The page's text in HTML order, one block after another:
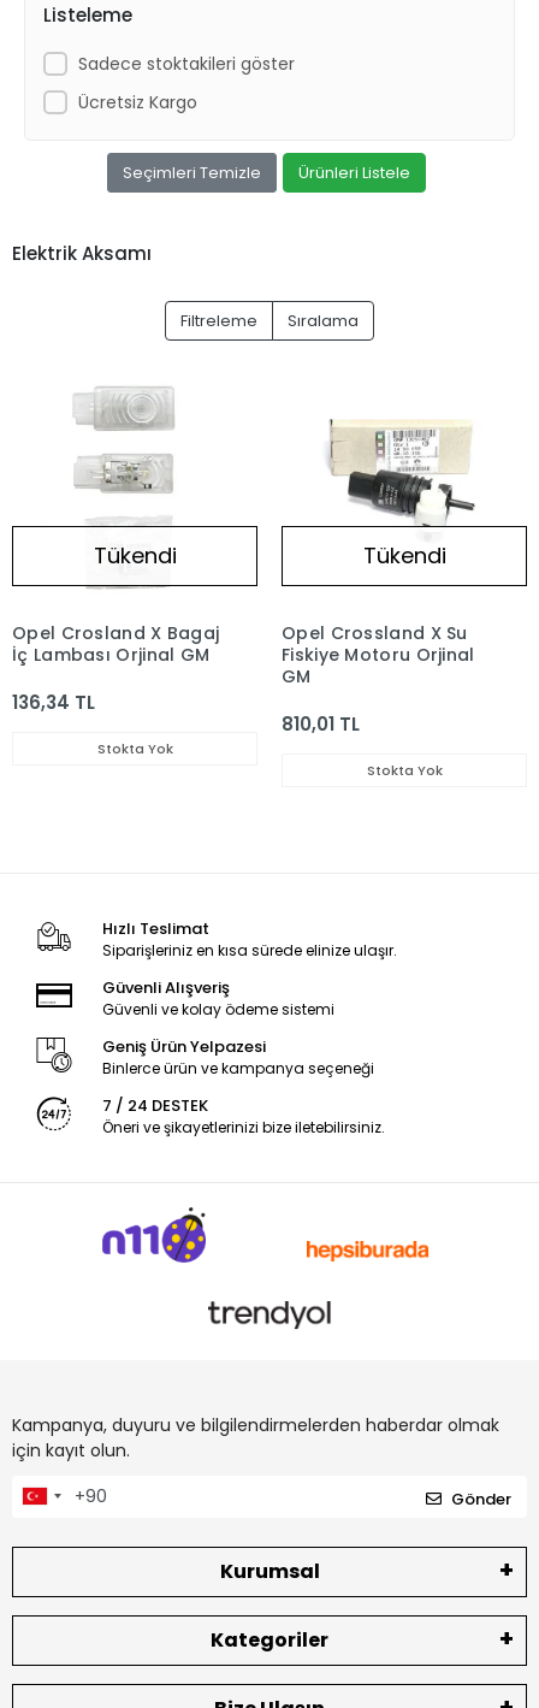
Listeleme
Sadece stoktakileri göster
Ücretsiz Kargo
Seçimleri Temizle Ürünleri Listele
Elektrik Aksamı
Filtreleme Sıralama
Tükendi
Opel Crosland X Bagaj
İç Lambası Orjinal GM
136,34 TL
Stokta Yok
Tükendi
Opel Crossland X Su
Fiskiye Motoru Orjinal
GM
810,01 TL
Stokta Yok
Hızlı Teslimat
Siparişleriniz en kısa sürede elinize ulaşır.
Güvenli Alışveriş
Güvenli ve kolay ödeme sistemi
Geniş Ürün Yelpazesi
Binlerce ürün ve kampanya seçeneği
7 / 24 DESTEK
Öneri ve şikayetlerinizi bize iletebilirsiniz.
Kampanya, duyuru ve bilgilendirmelerden haberdar olmak
için kayıt olun.
Gönder
Kurumsal
Kategoriler